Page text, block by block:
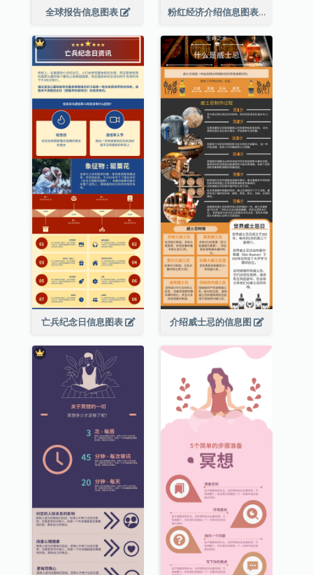
全球报告信息图表 粉红经济介绍信息图表
亡兵纪念日信息图表 介绍威士忌的信息图